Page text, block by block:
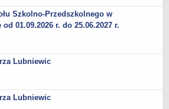
i uzgadnianie
społeczne
Szkolno-Przedszkolnego w
01.09.2026 r. do 25.06.2027 r.
Lubniewic
Lubniewic